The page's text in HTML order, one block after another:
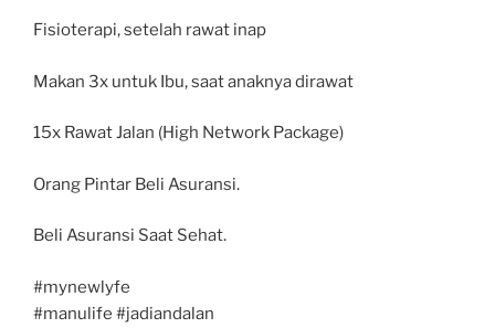
Fisioterapi, setelah rawat inap
Makan 3x untuk Ibu, saat anaknya dirawat
15x Rawat Jalan (High Network Package)
Orang Pintar Beli Asuransi.
Beli Asuransi Saat Sehat.
#mynewlyfe
#manulife #jadiandalan